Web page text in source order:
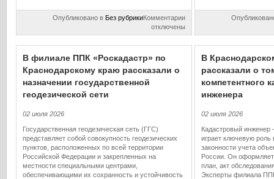
Опубликовано в Без рубрикиКомментариик
Яркие
события
культуры
«Колос»
отключены
В филиале ППК «Роскадастр» по
Краснодарскому краю рассказали о
назначении государственной
геодезической сети
02 июля 2026
Государственная геодезическая сеть (ГГС)
представляет собой совокупность геодезических
пунктов, расположенных по всей территории
Российской Федерации и закрепленных на
местности специальными центрами,
обеспечивающими их сохранность и устойчивость
В
рассказали о
компетентного
инженера
02 июля 2026
Кадастровый инженер
играет ключевую роль
законности учета
России. Он
план, акт
Эксперты филиала